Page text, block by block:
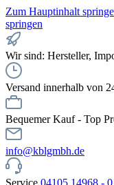
Zum Hauptinhalt
springen
Wir sind: Hersteller,
Versand innerhalb von
Bequemer Kauf - Top
info@kblgmbh.de
Service 04105 14968 - 0